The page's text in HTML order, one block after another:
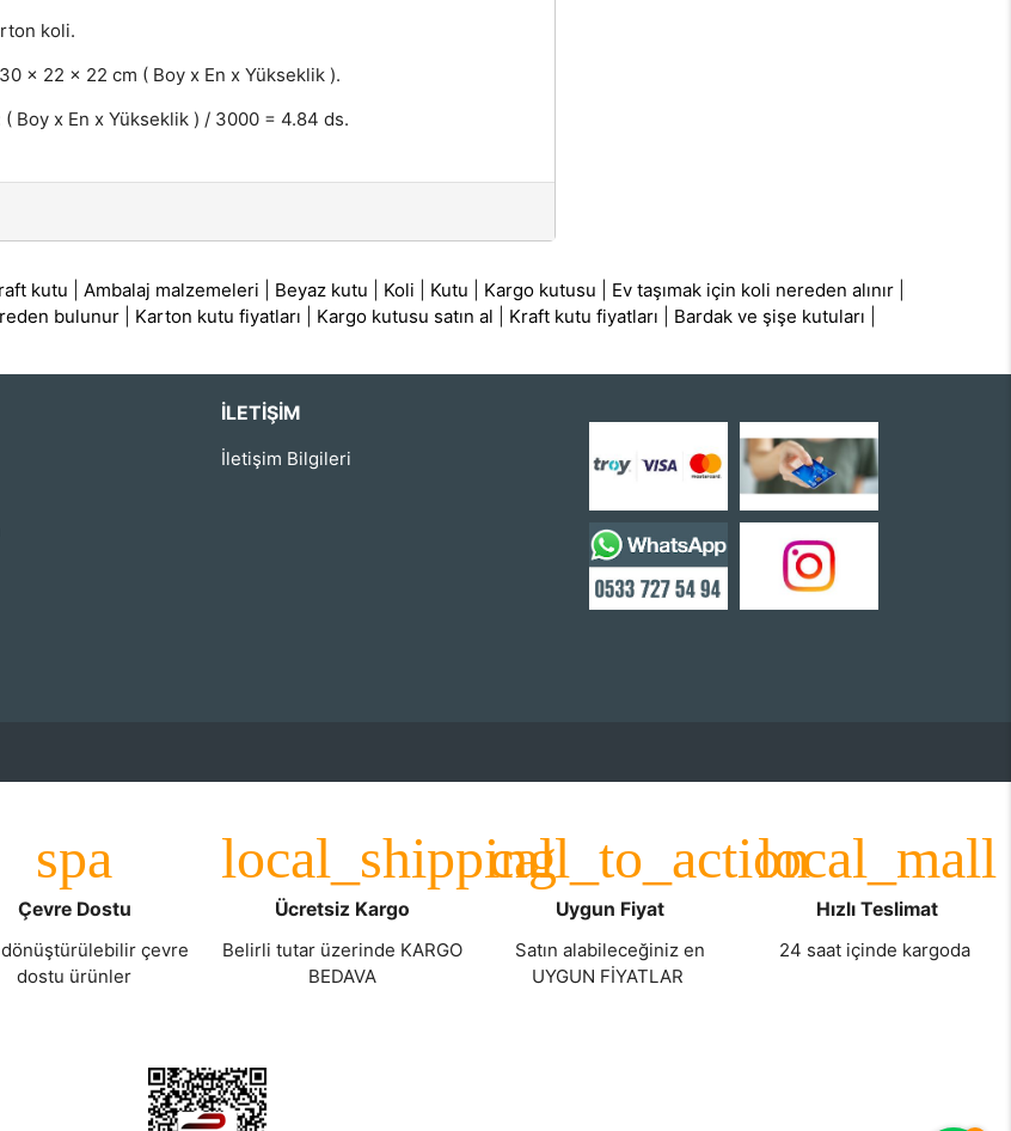
koli.
x 22 x 22 cm ( Boy x En x Yükseklik ).
( Boy x En x Yükseklik ) / 3000 = 4.84 ds.
kutu Ambalaj malzemeleri Beyaz kutu Koli Kutu Kargo kutusu Ev taşımak için koli nereden alınır
bulunur Karton kutu fiyatları Kargo kutusu satın al Kraft kutu fiyatları Bardak ve şişe kutuları
İLETIŞIM
İletişim Bilgileri
Çevre Dostu
çevre
dostu ürünler
Ücretsiz Kargo
Belirli tutar üzerinde KARGO
BEDAVA
Uygun Fiyat
Satın alabileceğiniz en
UYGUN FİYATLAR
Hızlı Teslimat
24 saat içinde kargoda